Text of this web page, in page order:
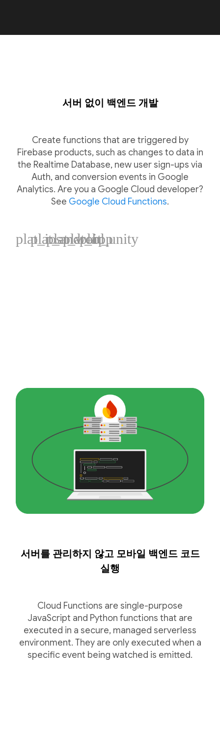
서버 없이 백엔드 개발
Create functions that are triggered by
Firebase products, such as changes to data in
the Realtime Database, new user sign-ups via
Auth, and conversion events in Google
Analytics. Are you a Google Cloud developer?
See Google Cloud Functions.
plat_ios
plat_android
plat_web
plat_cpp
plat_unity
서버를 관리하지 않고 모바일 백엔드 코드
실행
Cloud Functions are single-purpose
JavaScript and Python functions that are
executed in a secure, managed serverless
environment. They are only executed when a
specific event being watched is emitted.